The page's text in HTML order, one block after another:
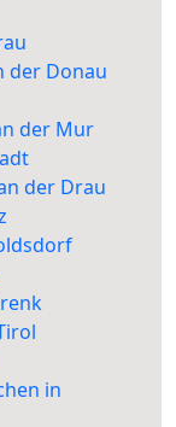
der Donau
der Mur
der Drau
in